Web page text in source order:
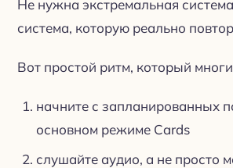
Не нужна экстремальная
система, которую реально
Вот простой ритм, который
начните с запланированных
основном режиме Cards
слушайте аудио, а не просто